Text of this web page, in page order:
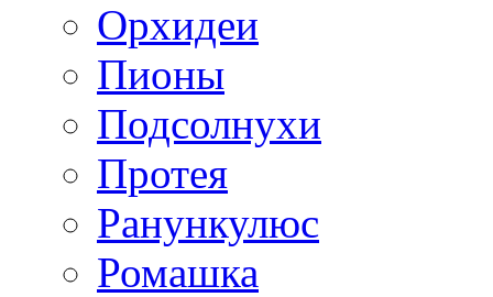
Орхидеи
Пионы
Подсолнухи
Протея
Ранункулюс
Ромашка